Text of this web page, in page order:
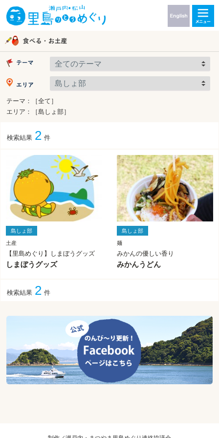
テーマ：［全て］
エリア：［島しょ部］
検索結果 2 件
島しょ部
土産
【里島めぐり】しまぼうグッズ
しまぼうグッズ
島しょ部
麺
みかんの優しい香り
みかんうどん
検索結果 2 件